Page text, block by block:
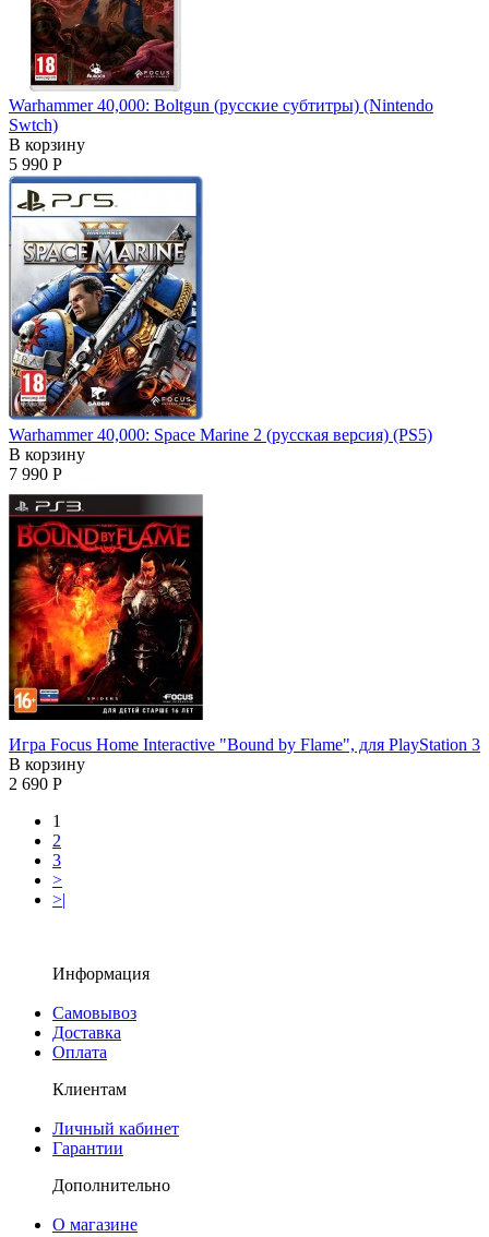
Warhammer 40,000: Boltgun (русские субтитры) (Nintendo
Swtch)
В корзину
5 990 Р
Warhammer 40,000: Space Marine 2 (русская версия) (PS5)
В корзину
7 990 Р
Игра Focus Home Interactive "Bound by Flame", для PlayStation 3
В корзину
2 690 Р
1
2
3
>
>|
Информация
Самовывоз
Доставка
Оплата
Клиентам
Личный кабинет
Гарантии
Дополнительно
О магазине